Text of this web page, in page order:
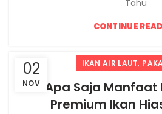
Tahu
CONTINUE
02
NOV
IKAN AIR LAUT,
Apa Saja Manfaat
Premium Ikan